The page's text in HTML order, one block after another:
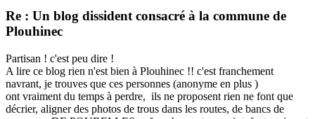
Re : Un blog dissident consacré à la commune de
Plouhinec
Partisan ! c'est peu dire !
A lire ce blog rien n'est bien à Plouhinec !! c'est franchement
navrant, je trouves que ces personnes (anonyme en plus )
ont vraiment du temps à perdre, ils ne proposent rien ne font que
décrier, aligner des photos de trous dans les routes, de bancs de